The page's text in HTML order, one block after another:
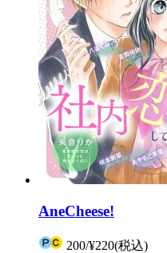
AneCheese!
200/¥220(税込)